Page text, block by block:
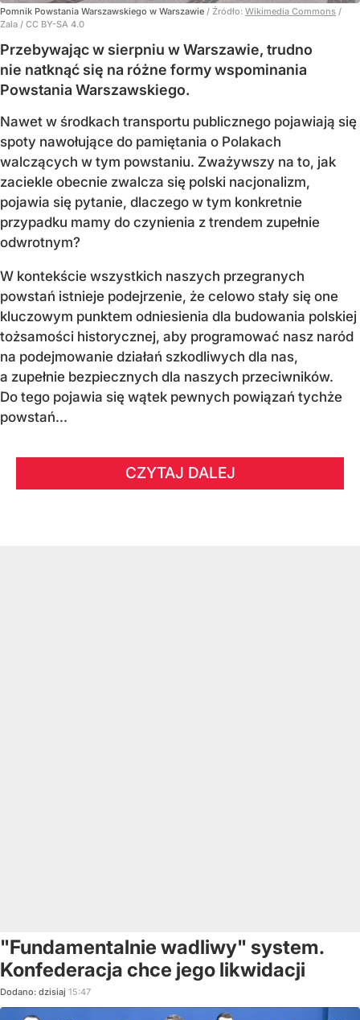
Pomnik Powstania Warszawskiego w Warszawie / Źródło: Wikimedia Commons /
Zala / CC BY-SA 4.0
Przebywając w sierpniu w Warszawie, trudno
nie natknąć się na różne formy wspominania
Powstania Warszawskiego.
Nawet w środkach transportu publicznego pojawiają się
spoty nawołujące do pamiętania o Polakach
walczących w tym powstaniu. Zważywszy na to, jak
zaciekle obecnie zwalcza się polski nacjonalizm,
pojawia się pytanie, dlaczego w tym konkretnie
przypadku mamy do czynienia z trendem zupełnie
odwrotnym?
W kontekście wszystkich naszych przegranych
powstań istnieje podejrzenie, że celowo stały się one
kluczowym punktem odniesienia dla budowania polskiej
tożsamości historycznej, aby programować nasz naród
na podejmowanie działań szkodliwych dla nas,
a zupełnie bezpiecznych dla naszych przeciwników.
Do tego pojawia się wątek pewnych powiązań tychże
powstań...
CZYTAJ DALEJ
"Fundamentalnie wadliwy" system.
Konfederacja chce jego likwidacji
Dodano: dzisiaj 15:47